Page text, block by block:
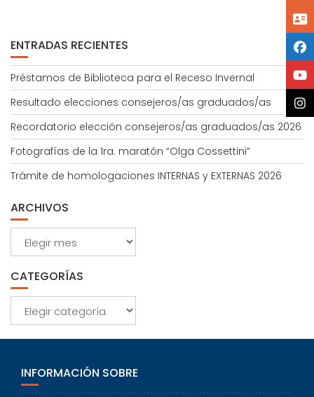
ENTRADAS RECIENTES
Préstamos de Biblioteca para el Receso Invernal
Resultado elecciones consejeros/as graduados/as
Recordatorio elección consejeros/as graduados/as 2026
Fotografías de la 1ra. maratón “Olga Cossettini”
Trámite de homologaciones INTERNAS y EXTERNAS 2026
ARCHIVOS
CATEGORÍAS
INFORMACIÓN SOBRE